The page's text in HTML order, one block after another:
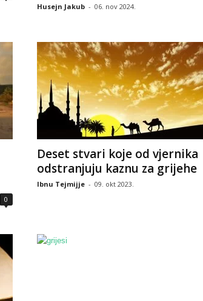
Husejn Jakub - 06. nov 2024.
0
Deset stvari koje od vjernika
odstranjuju kaznu za grijehe
Ibnu Tejmijje - 09. okt 2023.